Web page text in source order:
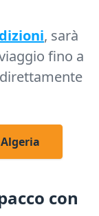
, sarà
fino a
con